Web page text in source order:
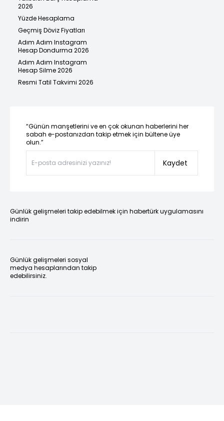
2026
Yüzde Hesaplama
Geçmiş Döviz Fiyatları
Adım Adım Instagram
Hesap Dondurma 2026
Adım Adım Instagram
Hesap Silme 2026
Resmi Tatil Takvimi 2026
“Günün manşetlerini ve en çok okunan haberlerini her
sabah e-postanızdan takip etmek için bültene üye
olun.”
Kaydet
Günlük gelişmeleri takip edebilmek için habertürk uygulamasını
indirin
Günlük gelişmeleri sosyal
medya hesaplarından takip
edebilirsiniz.